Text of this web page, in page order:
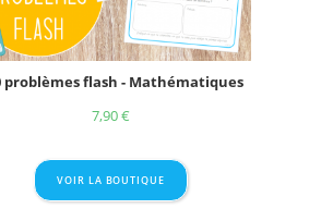
problèmes flash - Mathématiques
7,90€
VOIR LA BOUTIQUE